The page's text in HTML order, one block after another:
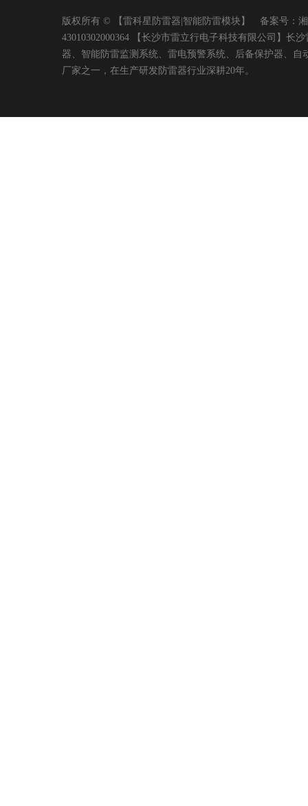
版权所有 © 【雷科星防雷器|智能防雷模块】 备案号：
43010302000364 【长沙市雷立行电子科技有限公司】长
器、智能防雷监测系统、雷电预警系统、后备保护器、
厂家之一，在生产研发防雷器行业深耕20年。